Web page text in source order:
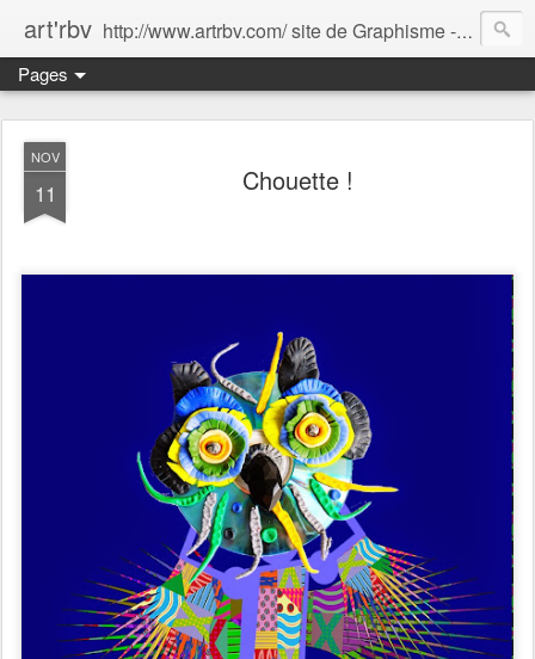
art'rbv http://www.artrbv.com/ site de Graphisme - Illustrations - Edition - Animations - Publicité
Pages
NOV
11 Chouette !